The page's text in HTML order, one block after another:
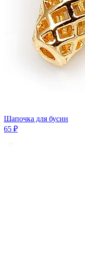
Шапочка для бусин
65 ₽